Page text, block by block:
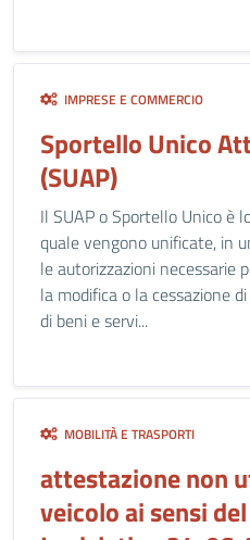
IMPRESE E COMMERCIO
Sportello Unico
(SUAP)
Il SUAP o Sportello Unico è
quale vengono unificate, in
le autorizzazioni necessarie
la modifica o la cessazione
di beni e servi...
MOBILITÀ E TRASPORTI
attestazione non
veicolo ai sensi